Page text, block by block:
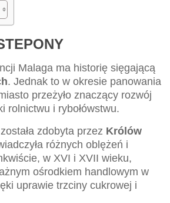
Malaga ma historię sięgającą
. Jednak to w okresie panowania
przeżyło znaczący rozwój
rolnictwu i rybołówstwu.
zdobyta przez Królów
różnych oblężeń i
w XVI i XVII wieku,
ośrodkiem handlowym w
uprawie trzciny cukrowej i